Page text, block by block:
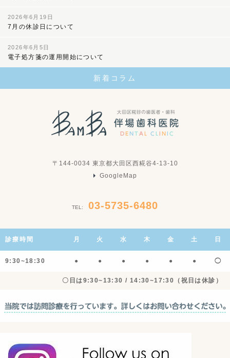
2026年6月19日
7月の休診日について
2026年6月5日
電子処方箋の運用開始について
新着コラム
〒144-0034 東京都大田区西糀谷4-13-10
GoogleMap
TEL: 03-5735-6480
診療時間 月 火 水 木 金 土 日
9:30~18:30 ● ● ● ● ● ● ◯
〇日は9:30~13:30 / 14:30~17:30（祝日は休診）